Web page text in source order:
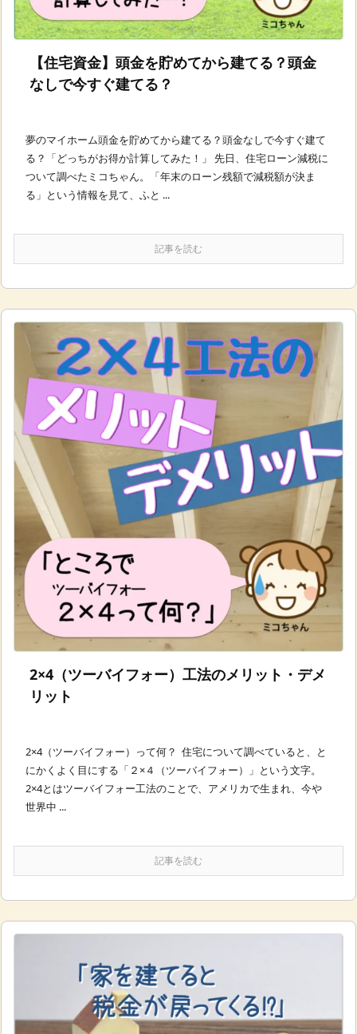
【住宅資金】頭金を貯めてから建てる？頭金
なしで今すぐ建てる？
夢のマイホーム頭金を貯めてから建てる？頭金なしで今すぐ建て
る？「どっちがお得か計算してみた！」 先日、住宅ローン減税に
ついて調べたミコちゃん。「年末のローン残額で減税額が決ま
る」という情報を見て、ふと ...
記事を読む
2×4（ツーバイフォー）工法のメリット・デメ
リット
2×4（ツーバイフォー）って何？ 住宅について調べていると、と
にかくよく目にする「２×４（ツーバイフォー）」という文字。
2×4とはツーバイフォー工法のことで、アメリカで生まれ、今や
世界中 ...
記事を読む